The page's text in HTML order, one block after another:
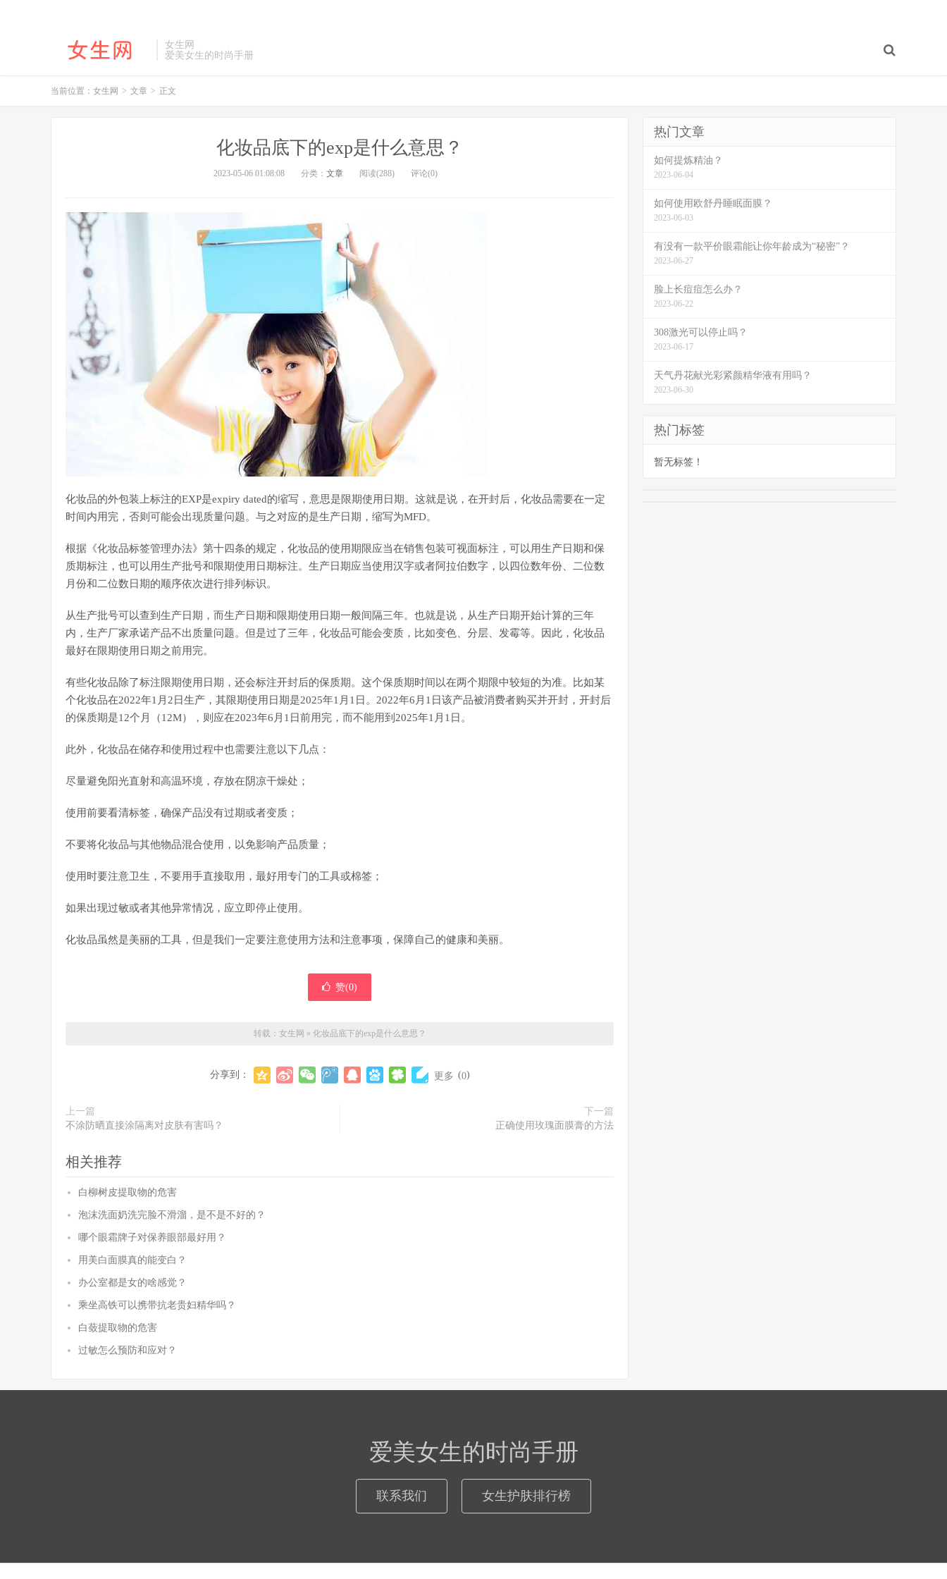
女生网
爱美女生的时尚手册
当前位置： 女生网 > 文章 > 正文
化妆品底下的exp是什么意思？
2023-05-06 01:08:08 分类： 文章 阅读(288) 评论(0)
化妆品的外包装上标注的EXP是expiry dated的缩写，意思是限期使用日期。这就是说，在开封后，化妆品需要在一定
时间内用完，否则可能会出现质量问题。与之对应的是生产日期，缩写为MFD。
根据《化妆品标签管理办法》第十四条的规定，化妆品的使用期限应当在销售包装可视面标注，可以用生产日期和保
质期标注，也可以用生产批号和限期使用日期标注。生产日期应当使用汉字或者阿拉伯数字，以四位数年份、二位数
月份和二位数日期的顺序依次进行排列标识。
从生产批号可以查到生产日期，而生产日期和限期使用日期一般间隔三年。也就是说，从生产日期开始计算的三年
内，生产厂家承诺产品不出质量问题。但是过了三年，化妆品可能会变质，比如变色、分层、发霉等。因此，化妆品
最好在限期使用日期之前用完。
有些化妆品除了标注限期使用日期，还会标注开封后的保质期。这个保质期时间以在两个期限中较短的为准。比如某
个化妆品在2022年1月2日生产，其限期使用日期是2025年1月1日。2022年6月1日该产品被消费者购买并开封，开封后
的保质期是12个月（12M），则应在2023年6月1日前用完，而不能用到2025年1月1日。
此外，化妆品在储存和使用过程中也需要注意以下几点：
尽量避免阳光直射和高温环境，存放在阴凉干燥处；
使用前要看清标签，确保产品没有过期或者变质；
不要将化妆品与其他物品混合使用，以免影响产品质量；
使用时要注意卫生，不要用手直接取用，最好用专门的工具或棉签；
如果出现过敏或者其他异常情况，应立即停止使用。
化妆品虽然是美丽的工具，但是我们一定要注意使用方法和注意事项，保障自己的健康和美丽。
赞(0)
转载： 女生网 » 化妆品底下的exp是什么意思？
分享到： 更多 (0)
上一篇
不涂防晒直接涂隔离对皮肤有害吗？
下一篇
正确使用玫瑰面膜膏的方法
相关推荐
白柳树皮提取物的危害
泡沫洗面奶洗完脸不滑溜，是不是不好的？
哪个眼霜牌子对保养眼部最好用？
用美白面膜真的能变白？
办公室都是女的啥感觉？
乘坐高铁可以携带抗老贵妇精华吗？
白蔹提取物的危害
过敏怎么预防和应对？
热门文章
如何提炼精油？
2023-06-04
如何使用欧舒丹睡眠面膜？
2023-06-03
有没有一款平价眼霜能让你年龄成为“秘密”？
2023-06-27
脸上长痘痘怎么办？
2023-06-22
308激光可以停止吗？
2023-06-17
天气丹花献光彩紧颜精华液有用吗？
2023-06-30
热门标签
暂无标签！
爱美女生的时尚手册
联系我们 女生护肤排行榜